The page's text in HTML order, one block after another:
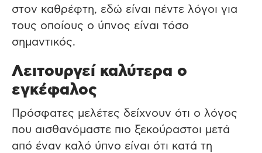
στον καθρέφτη, εδώ είναι πέντε λόγοι για
τους οποίους ο ύπνος είναι τόσο
σημαντικός.
Λειτουργεί καλύτερα ο
εγκέφαλος
Πρόσφατες μελέτες δείχνουν ότι ο λόγος
που αισθανόμαστε πιο ξεκούραστοι μετά
από έναν καλό ύπνο είναι ότι κατά τη